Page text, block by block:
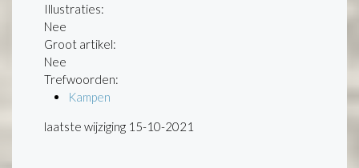
Illustraties:
Nee
Groot artikel:
Nee
Trefwoorden:
Kampen
laatste wijziging 15-10-2021